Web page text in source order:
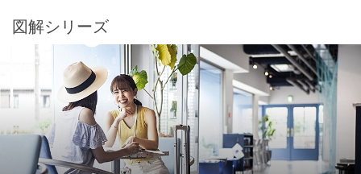
図解シリーズ